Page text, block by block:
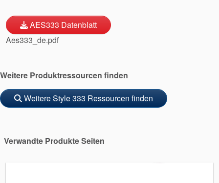
AES333 Datenblatt
Aes333_de.pdf
Weitere Produktressourcen finden
Weitere Style 333 Ressourcen finden
Verwandte Produkte Seiten